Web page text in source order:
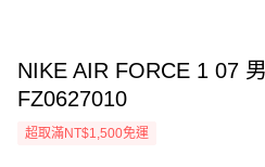
NIKE AIR FORCE 1 07
FZ0627010
超取滿NT$1,500免運